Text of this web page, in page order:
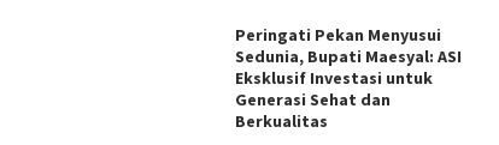
Peringati Pekan Menyusui
Sedunia, Bupati Maesyal: ASI
Eksklusif Investasi untuk
Generasi Sehat dan
Berkualitas